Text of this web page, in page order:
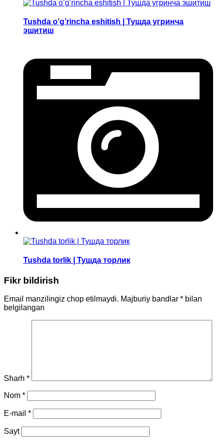
Tushda o’g’rincha eshitish | Тушда угринча
эшитиш
Tushda torlik | Тушда торлик
Fikr bildirish
Email manzilingiz chop etilmaydi. Majburiy bandlar * bilan
belgilangan
Sharh *
Nom *
E-mail *
Sayt